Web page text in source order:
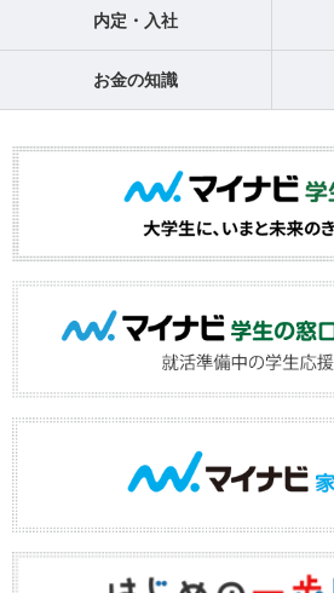
内定・入社
お金の知識